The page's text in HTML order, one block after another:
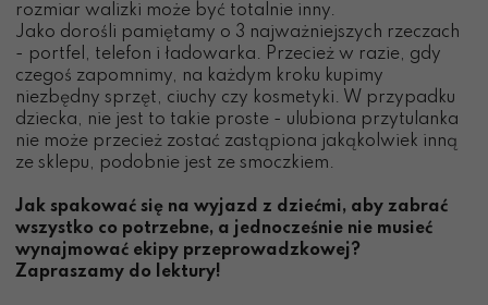
rozmiar walizki może być totalnie inny.
Jako dorośli pamiętamy o 3 najważniejszych rzeczach
- portfel, telefon i ładowarka. Przecież w razie, gdy
czegoś zapomnimy, na każdym kroku kupimy
niezbędny sprzęt, ciuchy czy kosmetyki. W przypadku
dziecka, nie jest to takie proste - ulubiona przytulanka
nie może przecież zostać zastąpiona jakąkolwiek inną
ze sklepu, podobnie jest ze smoczkiem.
Jak spakować się na wyjazd z dziećmi, aby zabrać
wszystko co potrzebne, a jednocześnie nie musieć
wynajmować ekipy przeprowadzkowej?
Zapraszamy do lektury!